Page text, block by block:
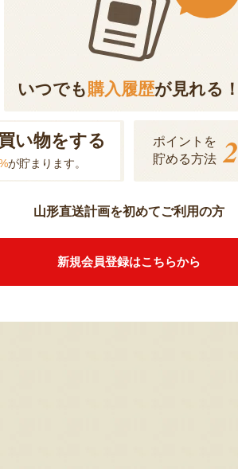
いつでも購入履歴が見れる！
い物をする
が貯まります。
ポイントを
貯める方法 2
山形直送計画を初めてご利用の方
新規会員登録はこちらから